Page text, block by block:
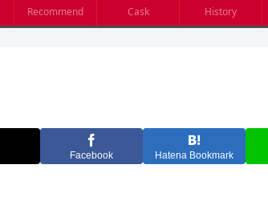
Recommend Cask History
Facebook Hatena Bookmark